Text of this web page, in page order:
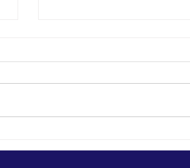
けんバトル開催です！！